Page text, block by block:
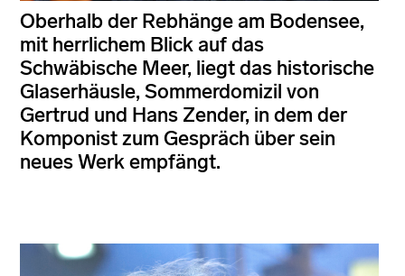
Oberhalb der Rebhänge am Bodensee,
mit herrlichem Blick auf das
Schwäbische Meer, liegt das historische
Glaserhäusle, Sommerdomizil von
Gertrud und Hans Zender, in dem der
Komponist zum Gespräch über sein
neues Werk empfängt.